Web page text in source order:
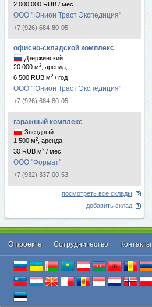
2 000 000 RUB / мес
ООО "Юнион Траст Экспедиция"
+7 (926) 684-80-05
офисно-складской комплекс
Дзержинский
20 000 м2
, аренда,
6 500 RUB м2 / год
ООО "Юнион Траст Экспедиция"
+7 (926) 684-80-05
гаражный комплекс
Звездный
1 500 м2
, аренда,
30 RUB м2 / мес
ООО "Формат"
+7 (932) 337-00-53
посмотреть все склады
добавить склад
О проекте Cотрудничество Контакты